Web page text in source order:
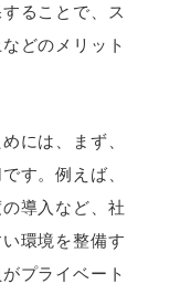
ることで、ス
どのメリット
には、まず、
す。例えば、
導入など、社
環境を整備す
プライベート